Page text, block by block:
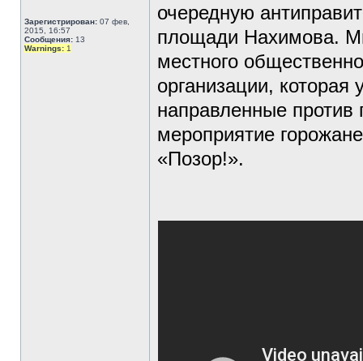
Зарегистрирован: 07 фев,
2015, 16:57
Сообщения: 13
Warnings: 1
очередную
площади Нахимова.
местного
организации,
направленные
мероприятие
«Позор!».